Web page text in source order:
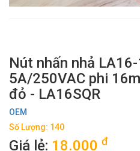
Nút nhấn nhả
5A/250VAC phi
đỏ - LA16SQR
OEM
Số Lượng: 140
Giá lẻ: 18.000 đ